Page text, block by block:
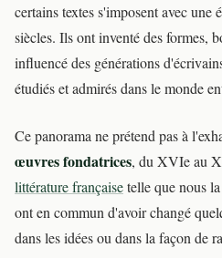
certains textes s'imposent avec une
siècles. Ils ont inventé des formes,
influencé des générations
étudiés et admirés dans le monde
Ce panorama ne prétend pas à
œuvres fondatrices, du XVIe au
littérature françaisetelle que nous
ont en commun d'avoir changé
dans les idées ou dans la façon de